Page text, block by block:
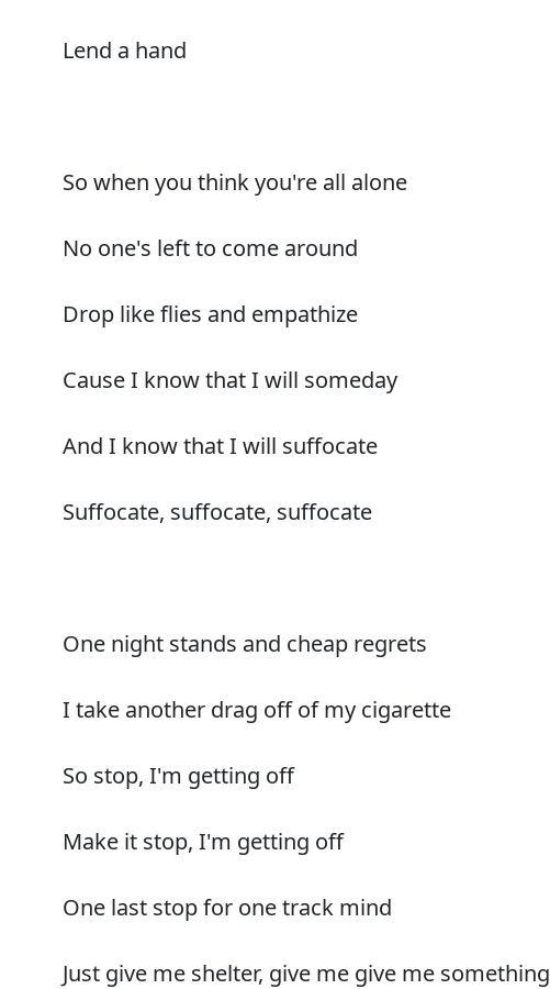
Lend a hand
So when you think you're all alone
No one's left to come around
Drop like flies and empathize
Cause I know that I will someday
And I know that I will suffocate
Suffocate, suffocate, suffocate
One night stands and cheap regrets
I take another drag off of my cigarette
So stop, I'm getting off
Make it stop, I'm getting off
One last stop for one track mind
Just give me shelter, give me give me something